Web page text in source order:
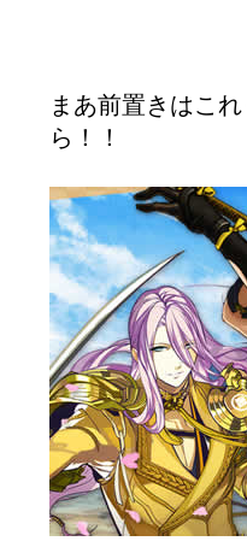
まあ前置きはこ
ら！！